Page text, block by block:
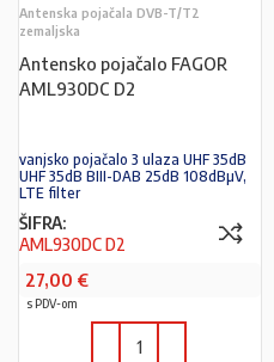
Antenska pojačala DVB-T/T2
zemaljska
Antensko pojačalo FAGOR
AML930DC D2
vanjsko pojačalo 3 ulaza UHF 35dB
UHF 35dB BIII-DAB 25dB 108dBµV,
LTE filter
ŠIFRA:
AML930DC D2
27,00 €
s PDV-om